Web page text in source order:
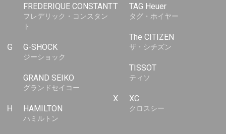
FREDERIQUE CONSTANT
フレデリック・コンスタン
ト
G G-SHOCK
ジーショック
GRAND SEIKO
グランドセイコー
H HAMILTON
ハミルトン
T TAG Heuer
タグ・ホイヤー
The CITIZEN
ザ・シチズン
TISSOT
ティソ
X XC
クロスシー